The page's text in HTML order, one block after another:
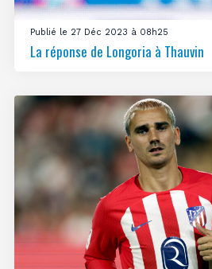
Publié le 27 Déc 2023 à 08h25
La réponse de Longoria à Thauvin